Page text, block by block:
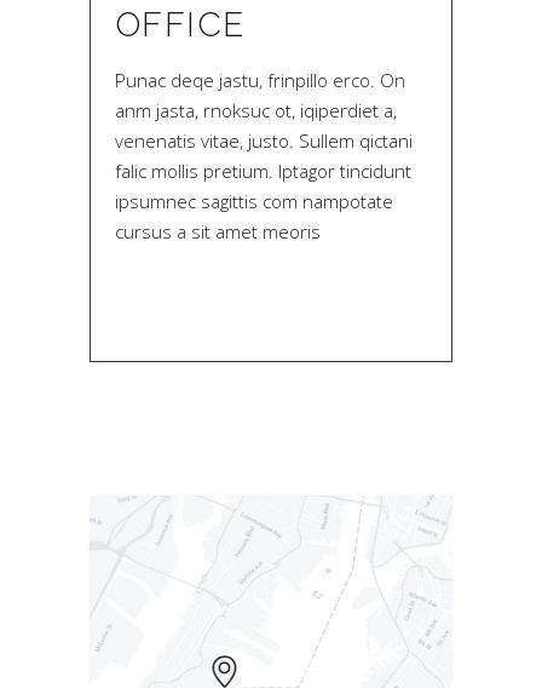
OFFICE
Punac deqe jastu, frinpillo erco. On
anm jasta, rnoksuc ot, iqiperdiet a,
venenatis vitae, justo. Sullem qictani
falic mollis pretium. Iptagor tincidunt
ipsumnec sagittis com nampotate
cursus a sit amet meoris